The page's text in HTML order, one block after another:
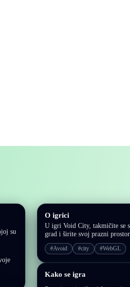
su
O igrici
U igri Void City, takmičite se
grad i širite svoj prazni
#Avoid #city #WebGL
Kako se igra